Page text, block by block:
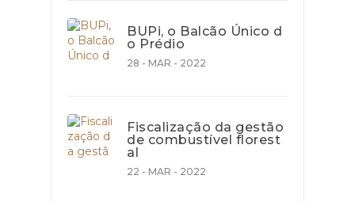
BUPi, o Balcão Único d
o Prédio
28 - MAR - 2022
Fiscalização da gestão
de combustível florest
al
22 - MAR - 2022